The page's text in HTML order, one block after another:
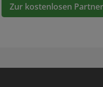
Zur kostenlosen